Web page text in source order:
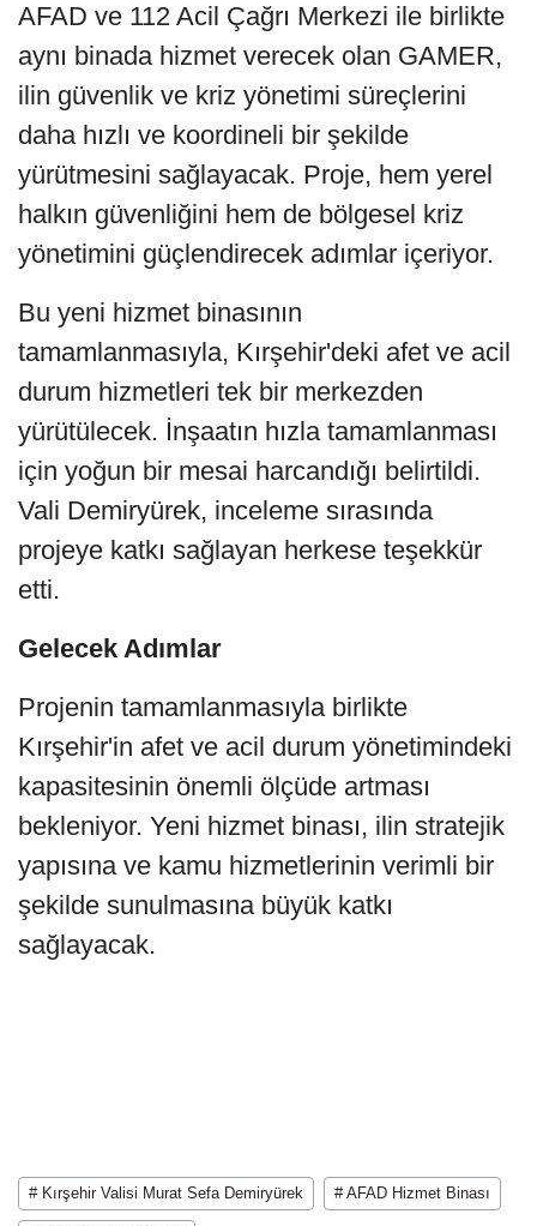
AFAD ve 112 Acil Çağrı Merkezi ile birlikte
aynı binada hizmet verecek olan GAMER,
ilin güvenlik ve kriz yönetimi süreçlerini
daha hızlı ve koordineli bir şekilde
yürütmesini sağlayacak. Proje, hem yerel
halkın güvenliğini hem de bölgesel kriz
yönetimini güçlendirecek adımlar içeriyor.
Bu yeni hizmet binasının
tamamlanmasıyla, Kırşehir'deki afet ve acil
durum hizmetleri tek bir merkezden
yürütülecek. İnşaatın hızla tamamlanması
için yoğun bir mesai harcandığı belirtildi.
Vali Demiryürek, inceleme sırasında
projeye katkı sağlayan herkese teşekkür
etti.
Gelecek Adımlar
Projenin tamamlanmasıyla birlikte
Kırşehir'in afet ve acil durum yönetimindeki
kapasitesinin önemli ölçüde artması
bekleniyor. Yeni hizmet binası, ilin stratejik
yapısına ve kamu hizmetlerinin verimli bir
şekilde sunulmasına büyük katkı
sağlayacak.
# Kırşehir Valisi Murat Sefa Demiryürek # AFAD Hizmet Binası